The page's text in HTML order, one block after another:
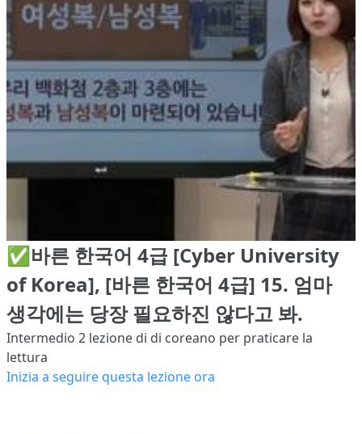
✅바른 한국어 4급 [Cyber University
of Korea], [바른 한국어 4급] 15. 엄마
생각에는 당장 필요하진 않다고 봐.
Intermedio 2 lezione di di coreano per praticare la
lettura
Inizia a seguire questa lezione ora